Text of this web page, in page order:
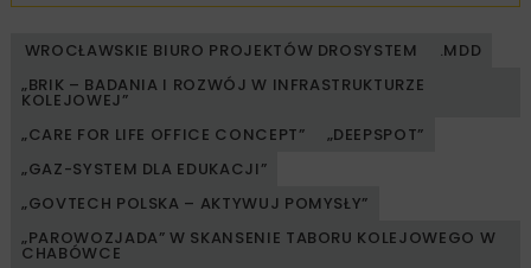
WROCŁAWSKIE BIURO PROJEKTÓW DROSYSTEM
.MDD
„BRIK – BADANIA I ROZWÓJ W INFRASTRUKTURZE
KOLEJOWEJ”
„CARE FOR LIFE OFFICE CONCEPT”
„DEEPSPOT”
„GAZ-SYSTEM DLA EDUKACJI”
„GOVTECH POLSKA – AKTYWUJ POMYSŁY”
„PAROWOZJADA” W SKANSENIE TABORU KOLEJOWEGO W
CHABÓWCE